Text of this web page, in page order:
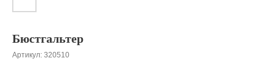
Бюстгальтер
Артикул: 320510